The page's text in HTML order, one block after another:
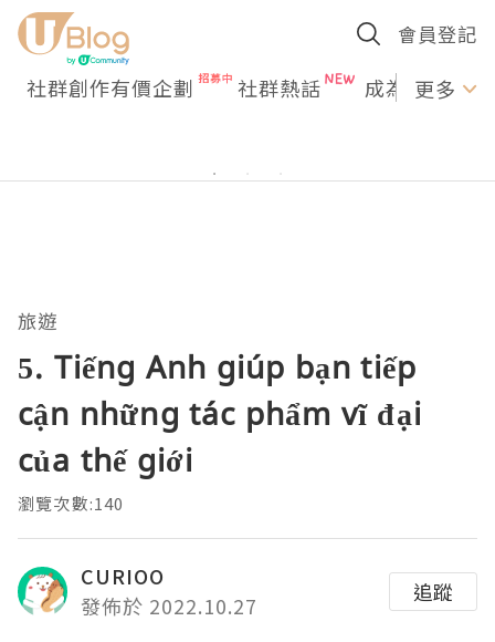
會員登記
社群創作有價企劃 社群熱話 成為U更多
旅遊
5. Tiếng Anh giúp bạn tiếp
cận những tác phẩm vĩ đại
của thế giới
瀏覽次數:140
CURIOO
發佈於 2022.10.27
追蹤